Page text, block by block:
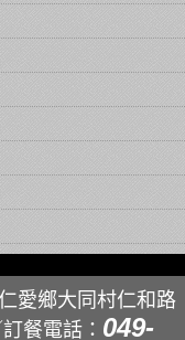
愛鄉大同村仁和路
訂餐電話： 049-